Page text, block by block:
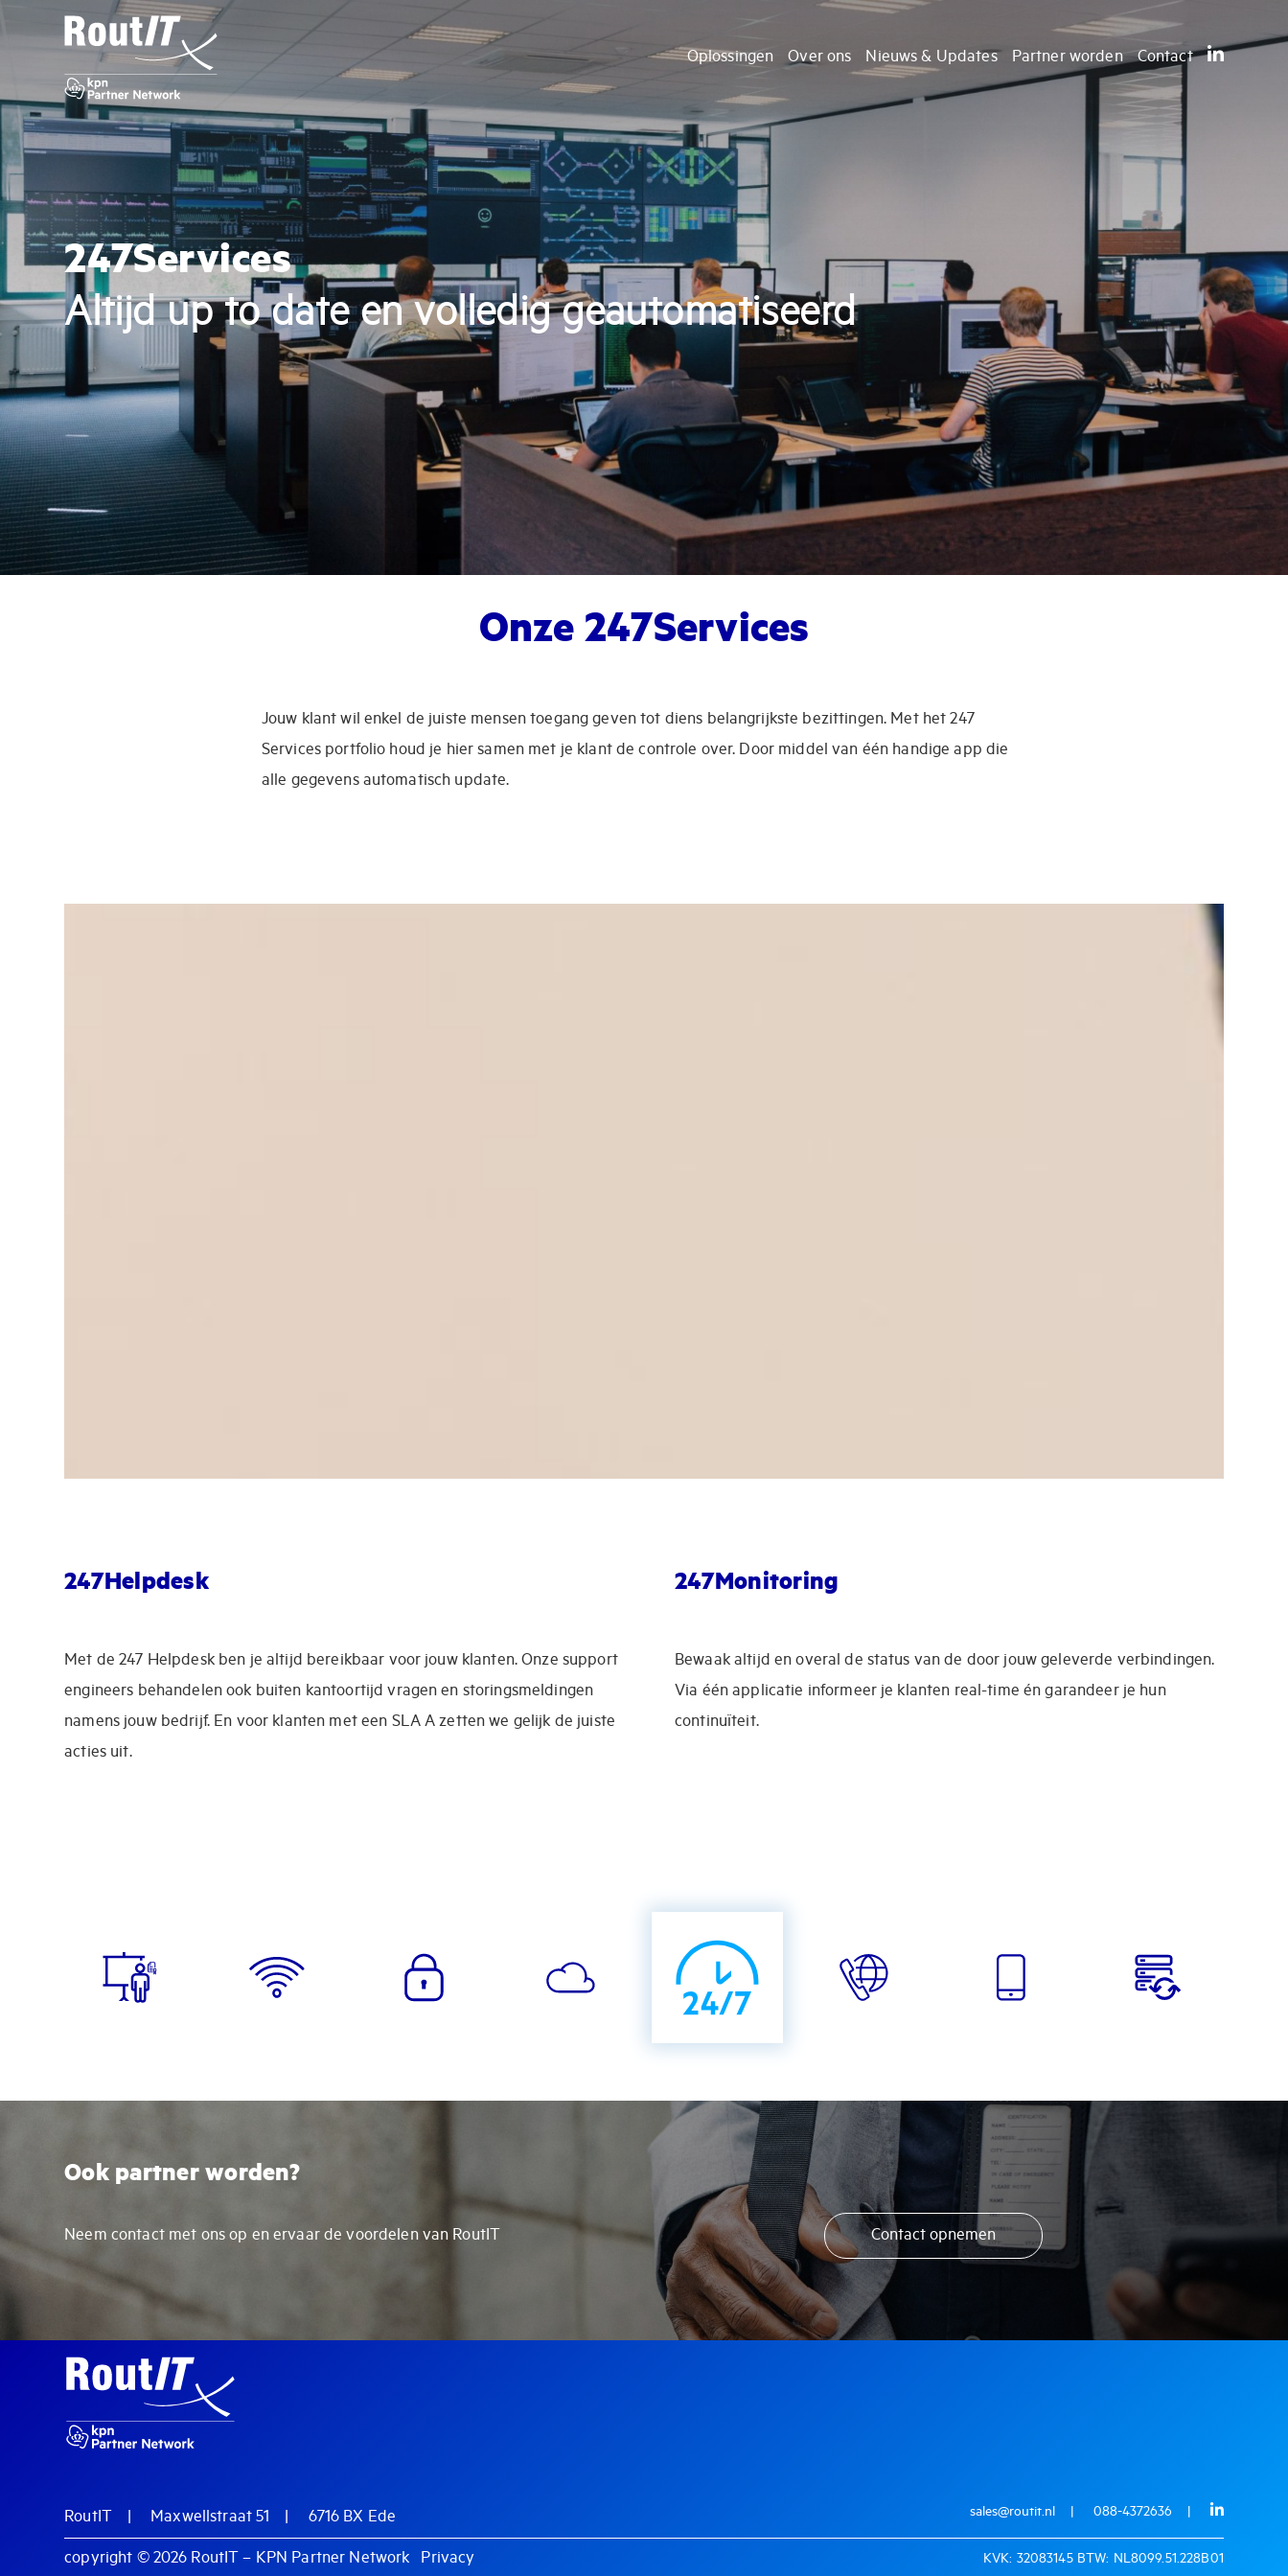
Oplossingen Over ons Nieuws & Updates Partner worden Contact
247Services
Altijd up to date en volledig geautomatiseerd
Onze 247Services
Jouw klant wil enkel de juiste mensen toegang geven tot diens belangrijkste bezittingen. Met het 247
Services portfolio houd je hier samen met je klant de controle over. Door middel van één handige app die
alle gegevens automatisch update.
247Helpdesk
Met de 247 Helpdesk ben je altijd bereikbaar voor jouw klanten. Onze support
engineers behandelen ook buiten kantoortijd vragen en storingsmeldingen
namens jouw bedrijf. En voor klanten met een SLA A zetten we gelijk de juiste
acties uit.
247Monitoring
Bewaak altijd en overal de status van de door jouw geleverde verbindingen.
Via één applicatie informeer je klanten real-time én garandeer je hun
continuïteit.
Ook partner worden?
Neem contact met ons op en ervaar de voordelen van RoutIT Contact opnemen
RoutIT Maxwellstraat 51 6716 BX Ede sales@routit.nl 088-4372636
copyright © 2026 RoutIT – KPN Partner Network Privacy KVK: 32083145 BTW: NL8099.51.228B01